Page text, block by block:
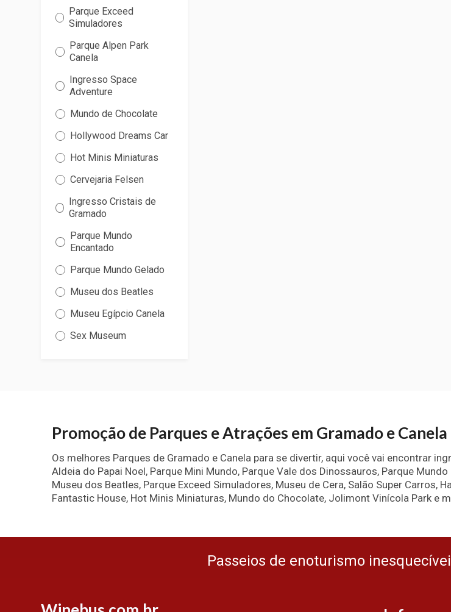
Parque Exceed
Simuladores
Parque Alpen Park
Canela
Ingresso Space
Adventure
Mundo de Chocolate
Hollywood Dreams Car
Hot Minis Miniaturas
Cervejaria Felsen
Ingresso Cristais de
Gramado
Parque Mundo
Encantado
Parque Mundo Gelado
Museu dos Beatles
Museu Egípcio Canela
Sex Museum
Promoção de Parques e Atrações em Gramado e Canela
Os melhores Parques de Gramado e Canela para se divertir, aqui você vai encontrar
Aldeia do Papai Noel, Parque Mini Mundo, Parque Vale dos Dinossauros, Parque
Museu dos Beatles, Parque Exceed Simuladores, Museu de Cera, Salão Super Carros,
Fantastic House, Hot Minis Miniaturas, Mundo do Chocolate, Jolimont Vinícola Park e
Passeios de enoturismo